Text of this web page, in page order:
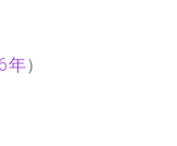
年）